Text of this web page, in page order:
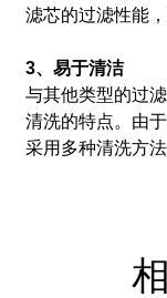
滤芯的过滤性能
3、易于清洁
与其他类型的过
清洗的特点。 由
采用多种清洗方